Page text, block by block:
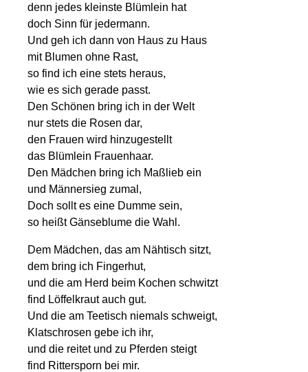
denn jedes kleinste Blümlein hat
doch Sinn für jedermann.
Und geh ich dann von Haus zu Haus
mit Blumen ohne Rast,
so find ich eine stets heraus,
wie es sich gerade passt.
Den Schönen bring ich in der Welt
nur stets die Rosen dar,
den Frauen wird hinzugestellt
das Blümlein Frauenhaar.
Den Mädchen bring ich Maßlieb ein
und Männersieg zumal,
Doch sollt es eine Dumme sein,
so heißt Gänseblume die Wahl.
Dem Mädchen, das am Nähtisch sitzt,
dem bring ich Fingerhut,
und die am Herd beim Kochen schwitzt
find Löffelkraut auch gut.
Und die am Teetisch niemals schweigt,
Klatschrosen gebe ich ihr,
und die reitet und zu Pferden steigt
find Rittersporn bei mir.